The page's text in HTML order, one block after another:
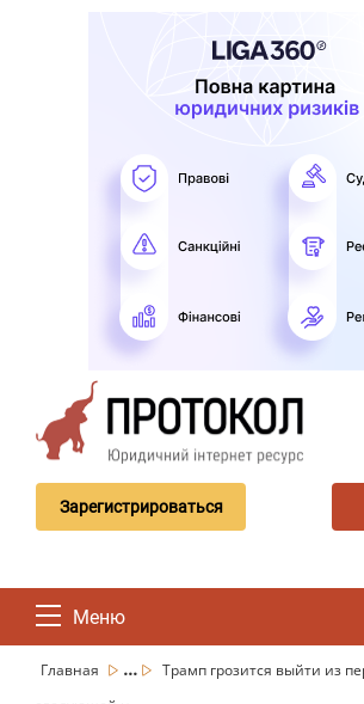
Зарегистрироваться
Меню
Главная ...
Трамп грозится выйти из